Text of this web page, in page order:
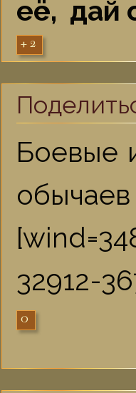
её, дай
+2
Боевые
обычаев
32912-
0